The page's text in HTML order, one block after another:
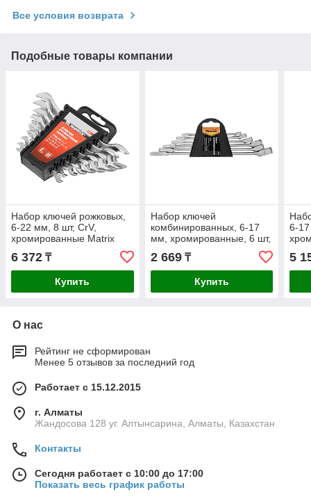
Все условия возврата
Подобные товары компании
Набор ключей рожковых,
6-22 мм, 8 шт, CrV,
хромированные Matrix
6 372 ₸
Купить
Набор ключей
комбинированных, 6-17
мм, хромированные, 6 шт,
2 669₸
Купить
6-
5
О нас
Рейтинг не сформирован
Менее 5 отзывов за последний год
Работает с 15.12.2015
г. Алматы
Жандосова 128 уг. Алтынсарина, Алматы, Казахстан
Контакты
Сегодня работает с 10:00 до 17:00
Показать весь график работы